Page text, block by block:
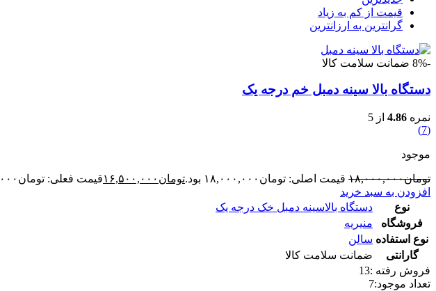
قیمت از کم به زیاد
گرانترین به ارزانترین
-8% ضمانت سلامت کالا
دستگاه بالا سینه دمبل خم درجه یک
نمره 4.86 از 5
(7)
موجود
تومان۱۸,۰۰۰,۰۰۰ قیمت اصلی: تومان۱۸,۰۰۰,۰۰۰ بود. تومان ۱۶,۵۰۰,۰۰۰قیمت فعلی: تومان۱۶,۵۰۰,۰۰۰.
افزودن به سبد خرید
نوع
دستگاه بالاسینه دمبل خک درجه یک
فروشگاه
منیریه
نوع استفاده سالن
گارانتی
ضمانت سلامت کالا
فروش رفته :13
تعداد موجود:7